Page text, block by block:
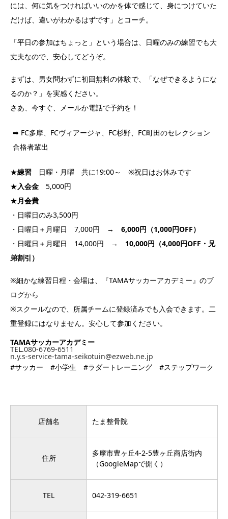
には、何に気をつければいいのかを体で感じて、身につけていた
だけば、違いがわかるはずです」とコーチ。
「平日の参加はちょっと」という場合は、日曜のみの練習でも大
丈夫なので、安心してどうぞ。
まずは、男女問わずに初回無料の体験で、「なぜできるようにな
るのか？」を実感ください。
さあ、今すぐ、メールか電話で予約を！
➡ FC多摩、FCヴィアージャ、FC杉野、FC町田のセレクション
合格者輩出
★練習 日曜・月曜 共に19:00～ ※祝日はお休みです
★入会金 5,000円
★月会費
・日曜日のみ3,500円
・日曜日＋月曜日 7,000円 → 6,000円（1,000円OFF）
・日曜日＋月曜日 14,000円 → 10,000円（4,000円OFF・兄
弟割引）
※細かな練習日程・会場は、『TAMAサッカーアカデミー』のブ
ログから
※スクールなので、所属チームに登録済みでも入会できます。二
重登録にはなりません。安心して参加ください。
TAMAサッカーアカデミー
TEL.080-6769-6511
n.y.s-service-tama-seikotuin@ezweb.ne.jp
#サッカー #小学生 #ラダートレーニング #ステップワーク
店舗名 たま整骨院
住所
多摩市豊ヶ丘4-2-5豊ヶ丘商店街内
（GoogleMapで開く）
TEL 042-319-6651